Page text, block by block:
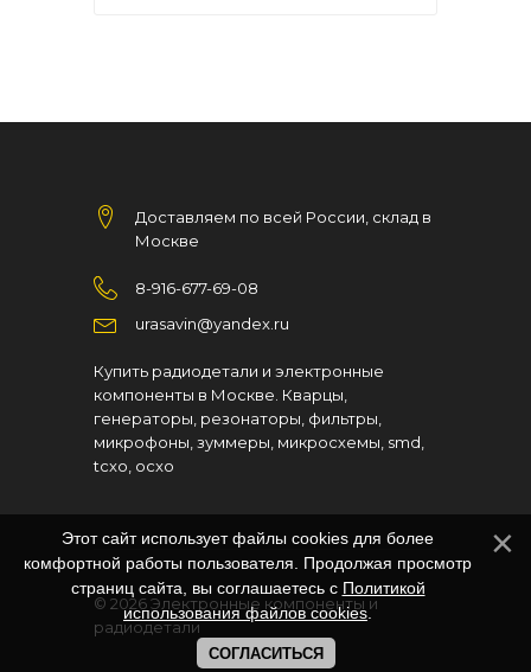
Доставляем по всей России, склад в
Москве
8-916-677-69-08
urasavin@yandex.ru
Купить радиодетали и электронные
компоненты в Москве. Кварцы,
генераторы, резонаторы, фильтры,
микрофоны, зуммеры, микросхемы, smd,
tcxo, ocxo
© 2026Электронные компоненты и
радиодетали
Этот сайт использует файлы cookies для более
комфортной работы пользователя. Продолжая просмотр
страниц сайта, вы соглашаетесь с Политикой
использования файлов cookies.
СОГЛАСИТЬСЯ